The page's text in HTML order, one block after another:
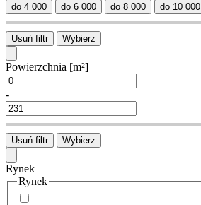
do 4 000 do 6 000 do 8 000 do 10 000
Usuń filtr Wybierz
Powierzchnia [m²]
-
Usuń filtr Wybierz
Rynek
Rynek